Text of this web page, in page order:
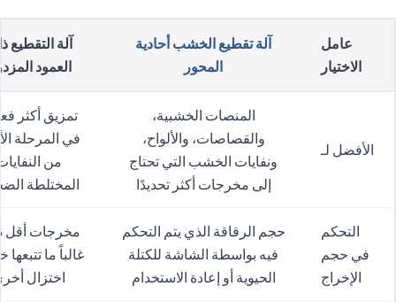
عامل
الاختيار
آلة تقطيع الخشب أحادية
المحور
آلة التقطيع
العمود
الأفضل لـ
المنصات الخشبية،
والقصاصات، والألواح،
ونفايات الخشب التي تحتاج
إلى مخرجات أكثر تحديدًا
تمزيق أكثر
في المرحلة
من
المختلطة
التحكم
في حجم
الإخراج
حجم الرقاقة الذي يتم التحكم
فيه بواسطة الشاشة للكتلة
الحيوية أو إعادة الاستخدام
مخرجات أقل
غالباً ما
اختزال